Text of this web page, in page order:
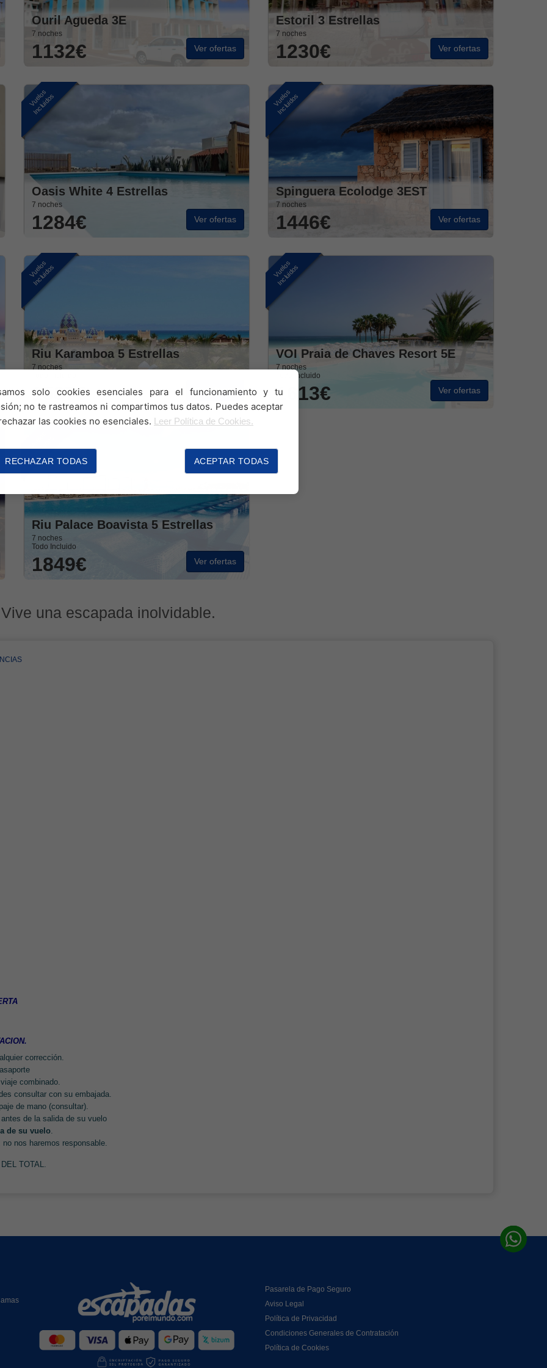
solo cookies esenciales para el funcionamiento y tu
no te rastreamos ni compartimos tus datos. Puedes aceptar
las cookies no esenciales. Leer Política de Cookies.
RECHAZAR TODAS ACEPTAR TODAS
Ouril Agueda 3E
7 noches
1132€ Ver ofertas
Estoril 3 Estrellas
7 noches
1230€ Ver ofertas
Vuelos
Incluidos
Oasis White 4 Estrellas
7 noches
1284€ Ver ofertas
Vuelos
Incluidos
Spinguera Ecolodge 3EST
7 noches
1446€ Ver ofertas
Vuelos
Incluidos
Riu Karamboa 5 Estrellas
7 noches
1587€ Ver ofertas
Vuelos
Incluidos
VOI Praia de Chaves Resort 5E
7 noches
Todo Incluido
1613€ Ver ofertas
Incluidos
Riu Palace Boavista 5 Estrellas
7 noches
Todo Incluido
1849€ Ver ofertas
una escapada inolvidable.
corrección.
combinado.
consultar con su embajada.
de mano (consultar).
de la salida de su vuelo
de su vuelo
nos haremos responsable.
TOTAL.
Pasarela de Pago Seguro
Aviso Legal
Política de Privacidad
Condiciones Generales de Contratación
Política de Cookies